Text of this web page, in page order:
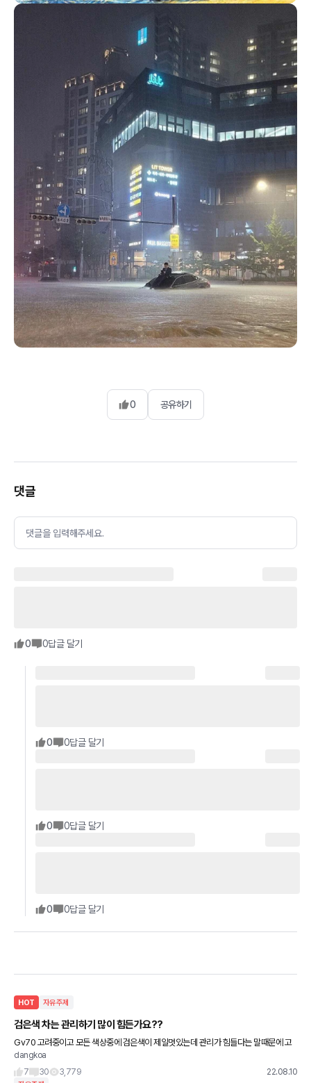
0 공유하기
댓글
댓글을 입력해주세요.
0 0답글 달기
0 0답글 달기
0 0답글 달기
0 0답글 달기
HOT 자유주제
검은색 차는 관리하기 많이 힘든가요??
Gv70 고려중이고 모든 색상중에 검은색이 제일멋있는데 관리가 힘들다는 말때문에 고
민이네요 * 참고로 구축아파트라 실외주차장입니다 ㅜㅜ
dangkoa
7
30 3,779 22.08.10